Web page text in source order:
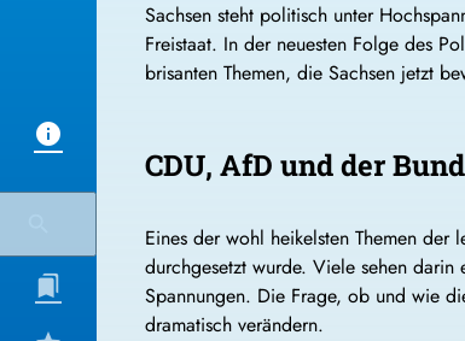
Sachsen steht politisch unter
Freistaat. In der neuesten Folge des
brisanten Themen, die Sachsen jetzt
CDU, AfD und der
Eines der wohl heikelsten Themen
durchgesetzt wurde. Viele sehen
Spannungen. Die Frage, ob und wie
dramatisch verändern.